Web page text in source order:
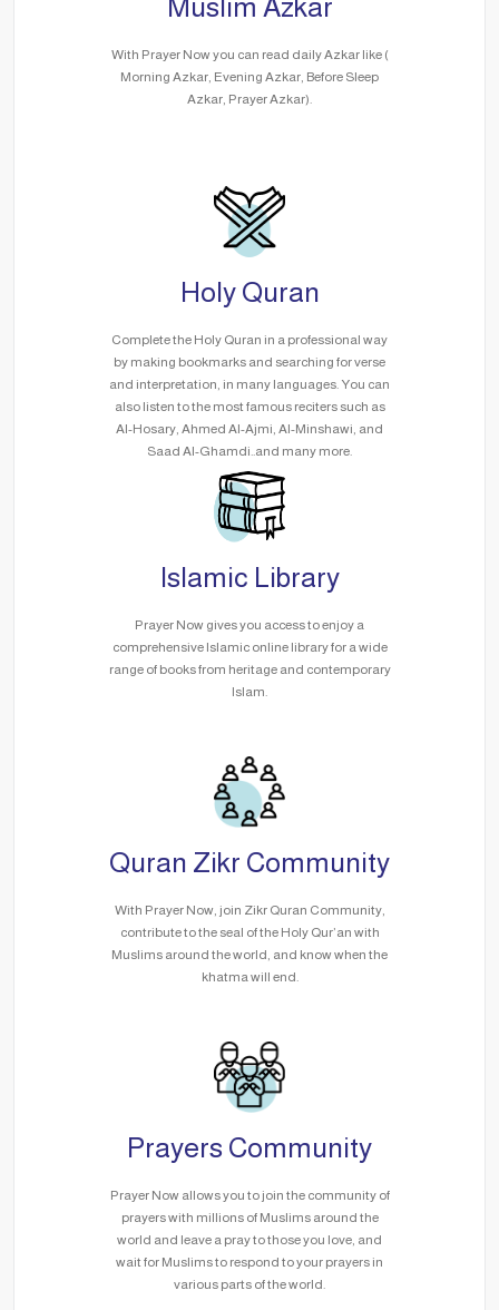
Muslim Azkar
With Prayer Now you can read daily Azkar like (
Morning Azkar, Evening Azkar, Before Sleep
Azkar, Prayer Azkar).
Holy Quran
Complete the Holy Quran in a professional way
by making bookmarks and searching for verse
and interpretation, in many languages. You can
also listen to the most famous reciters such as
Al-Hosary, Ahmed Al-Ajmi, Al-Minshawi, and
Saad Al-Ghamdi..and many more.
Islamic Library
Prayer Now gives you access to enjoy a
comprehensive Islamic online library for a wide
range of books from heritage and contemporary
Islam.
Quran Zikr Community
With Prayer Now, join Zikr Quran Community,
contribute to the seal of the Holy Qur’an with
Muslims around the world, and know when the
khatma will end.
Prayers Community
Prayer Now allows you to join the community of
prayers with millions of Muslims around the
world and leave a pray to those you love, and
wait for Muslims to respond to your prayers in
various parts of the world.